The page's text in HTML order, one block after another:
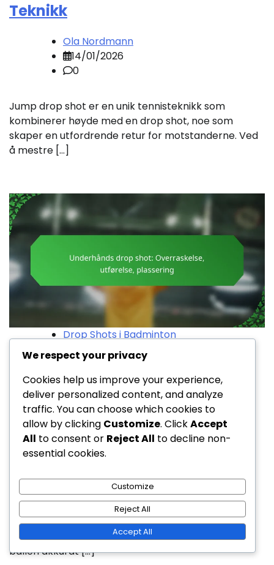
Teknikk
Ola Nordmann
14/01/2026
0
Jump drop shot er en unik tennisteknikk som
kombinerer høyde med en drop shot, noe som
skaper en utfordrende retur for motstanderne. Ved
å mestre […]
Drop Shots i Badminton
Underhånds drop shot:
Overraskelse, utførelse,
plassering
Ola Nordmann
21/01/2026
Underhånds drop shot er en strategisk manøver i
tennis og badminton som har som mål å overraske
motstanderne ved å sende shuttlecocken eller
ballen akkurat […]
We respect your privacy
Cookies help us improve your experience,
deliver personalized content, and analyze
traffic. You can choose which cookies to
allow by clicking Customize. ClickAccept
All to consent or Reject All to decline non-
essential cookies.
Customize
Reject All
Accept All